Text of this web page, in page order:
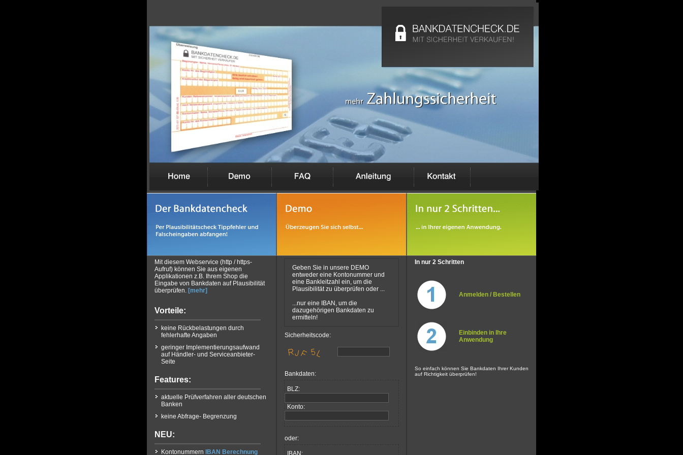
Mit diesem Webservice (http / https-
Aufruf) können Sie aus eigenen
Applikationen z.B. Ihrem Shop die
Eingabe von Bankdaten auf Plausibilität
überprüfen. [mehr]
Vorteile:
keine Rückbelastungen durch
fehlerhafte Angaben
geringer Implementierungsaufwand
auf Händler- und Serviceanbieter-
Seite
Features:
aktuelle Prüfverfahren aller deutschen
Banken
keine Abfrage- Begrenzung
NEU:
Kontonummern IBAN Berechnung
Geben Sie in unsere DEMO
entweder eine Kontonummer und
eine Bankleitzahl ein, um die
Plausibilität zu überprüfen oder ...
...nur eine IBAN, um die
dazugehörigen Bankdaten zu
ermitteln!
Sicherheitscode:
Bankdaten:
BLZ:
Konto:
oder:
IBAN:
In nur 2 Schritten
Anmelden / Bestellen
Einbinden in Ihre
Anwendung
So einfach können Sie Bankdaten Ihrer Kunden
auf Richtigkeit überprüfen!